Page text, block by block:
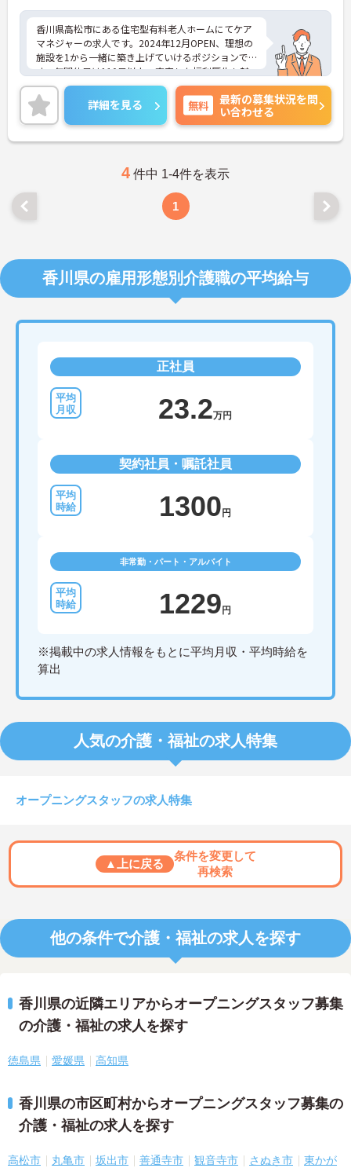
香川県高松市にある住宅型有料老人ホームにてケア
マネジャーの求人です。2024年12月OPEN、理想の
施設を1から一緒に築き上げていけるポジションで
す。年間休日は110日以上、充実した福利厚生も魅
力です。
ご興味のある方には、面接対策ポイントなど、さら
に詳細をお話しいたしますのでお気軽にご相談くだ
さい！
詳細を見る 無料
最新の募集状況を問
い合わせる
4 件中 1-4件を表示
1
香川県の雇用形態別介護職の平均給与
正社員
23.2万円
契約社員・嘱託社員
1300 円
非常勤・パート・アルバイト
1229 円
※掲載中の求人情報をもとに平均月収・平均時給を
算出
人気の介護・福祉の求人特集
オープニングスタッフの求人特集
▲上に戻る
条件を変更して
再検索
他の条件で介護・福祉の求人を探す
香川県の近隣エリアからオープニングスタッフ募集
の介護・福祉の求人を探す
徳島県 愛媛県 高知県
香川県の市区町村からオープニングスタッフ募集の
介護・福祉の求人を探す
高松市 丸亀市 坂出市 善通寺市 観音寺市 さぬき市
東かが